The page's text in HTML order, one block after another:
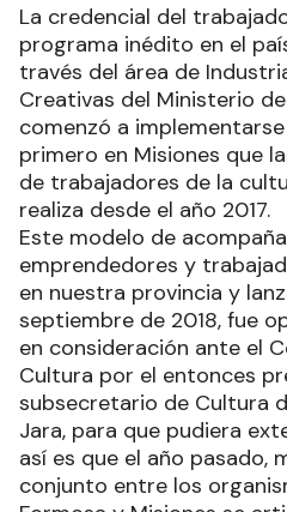
La credencial del
programa inédito en el
través del área de
Creativas del Ministerio
comenzó a
primero en Misiones que
de trabajadores de la
realiza desde el año 2017.
Este modelo de
emprendedores y
en nuestra provincia y
septiembre de 2018, fue
en consideración ante el
Cultura por el entonces
subsecretario de Cultura
Jara, para que pudiera
así es que el año pasado,
conjunto entre los